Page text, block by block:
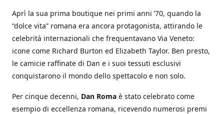
Aprì la sua prima boutique nei primi anni ’70, quando la
“dolce vita” romana era ancora protagonista, attirando le
celebrità internazionali che frequentavano Via Veneto:
icone come Richard Burton ed Elizabeth Taylor. Ben presto,
le camicie raffinate di Dan e i suoi tessuti esclusivi
conquistarono il mondo dello spettacolo e non solo.
Per cinque decenni, Dan Roma è stato celebrato come
esempio di eccellenza romana, ricevendo numerosi premi